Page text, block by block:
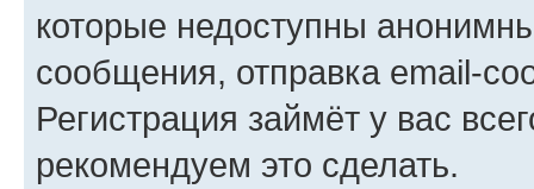
которые недоступны
сообщения, отправка email-
Регистрация займёт у вас
рекомендуем это сделать.